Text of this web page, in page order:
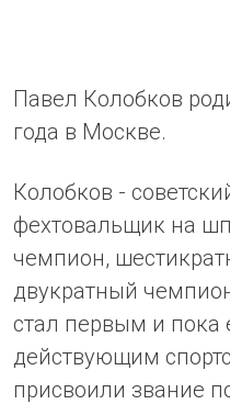
Павел Колобков
года в Москве.
Колобков -
фехтовальщик на
чемпион,
двукратный
стал первым и пока
действующим
присвоили звание